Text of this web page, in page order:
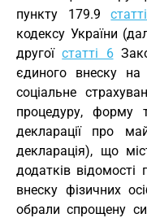
пункту 179.9
кодексу України
другоїстатті 6
єдиного внеску на
соціальне
процедуру, форму
декларації про
декларація), що
додатків
внеску фізичних
обрали спрощену